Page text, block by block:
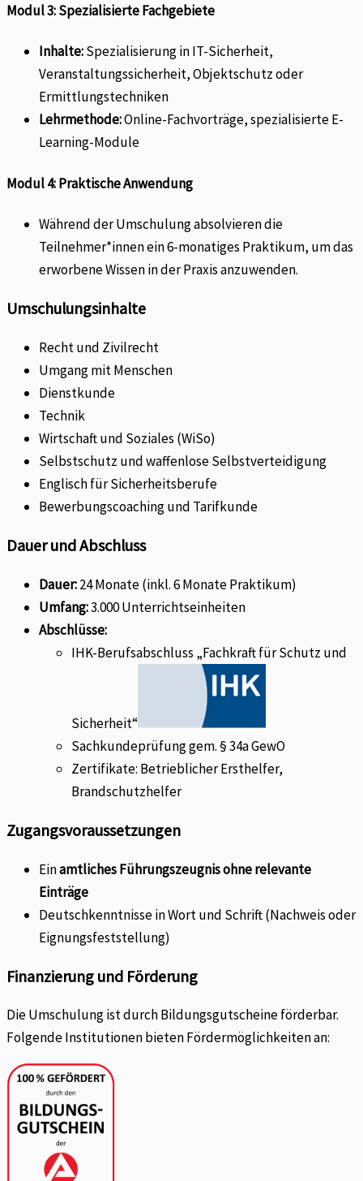
Modul 3: Spezialisierte Fachgebiete
Inhalte:Spezialisierung in IT-Sicherheit,
Veranstaltungssicherheit, Objektschutz oder
Ermittlungstechniken
Lehrmethode:Online-Fachvorträge, spezialisierte E-
Learning-Module
Modul 4: Praktische Anwendung
Während der Umschulung absolvieren die
Teilnehmer*innen ein 6-monatiges Praktikum, um das
erworbene Wissen in der Praxis anzuwenden.
Umschulungsinhalte
Recht und Zivilrecht
Umgang mit Menschen
Dienstkunde
Technik
Wirtschaft und Soziales (WiSo)
Selbstschutz und waffenlose Selbstverteidigung
Englisch für Sicherheitsberufe
Bewerbungscoaching und Tarifkunde
Dauer und Abschluss
Dauer:24 Monate (inkl. 6 Monate Praktikum)
Umfang:3.000 Unterrichtseinheiten
Abschlüsse:
IHK-Berufsabschluss „Fachkraft für Schutz und
Sicherheit“
Sachkundeprüfung gem. § 34a GewO
Zertifikate: Betrieblicher Ersthelfer,
Brandschutzhelfer
Zugangsvoraussetzungen
Einamtliches Führungszeugnis ohne relevante
Einträge
Deutschkenntnisse in Wort und Schrift (Nachweis oder
Eignungsfeststellung)
Finanzierung und Förderung
Die Umschulung ist durch Bildungsgutscheine förderbar.
Folgende Institutionen bieten Fördermöglichkeiten an: